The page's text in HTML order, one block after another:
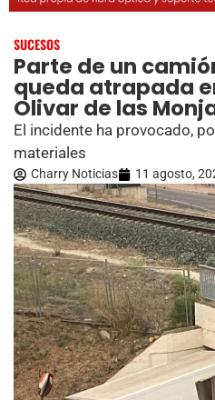
SUCESOS
Parte de un
queda atrapada
Olivar de las
El incidente ha provocado,
materiales
Charry Noticias 11 agosto,